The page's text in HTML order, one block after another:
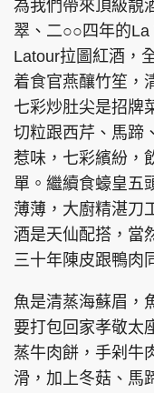
為我們帶來頂級靚
翠、二○○四年的
Latour拉圖紅酒，
着食官燕釀竹笙，
七彩炒肚尖是招牌
切粒跟西芹、馬蹄
惹味，七彩繽紛，
單。繼續食蠔皇五
薄薄，大廚精湛刀
酒是天仙配搭，當
三十年陳皮跟鴨肉
魚是清蒸海蘇眉，
要打包回家孝敬太
蒸牛肉餅，手剁牛
滑，加上冬菇、馬